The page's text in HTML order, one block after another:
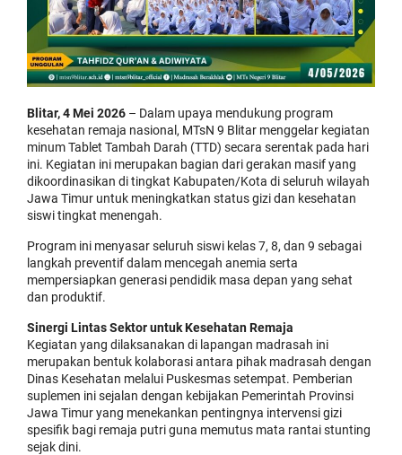
Blitar, 4 Mei 2026 – Dalam upaya mendukung program
kesehatan remaja nasional, MTsN 9 Blitar menggelar kegiatan
minum Tablet Tambah Darah (TTD) secara serentak pada hari
ini. Kegiatan ini merupakan bagian dari gerakan masif yang
dikoordinasikan di tingkat Kabupaten/Kota di seluruh wilayah
Jawa Timur untuk meningkatkan status gizi dan kesehatan
siswi tingkat menengah.
Program ini menyasar seluruh siswi kelas 7, 8, dan 9 sebagai
langkah preventif dalam mencegah anemia serta
mempersiapkan generasi pendidik masa depan yang sehat
dan produktif.
Sinergi Lintas Sektor untuk Kesehatan Remaja
Kegiatan yang dilaksanakan di lapangan madrasah ini
merupakan bentuk kolaborasi antara pihak madrasah dengan
Dinas Kesehatan melalui Puskesmas setempat. Pemberian
suplemen ini sejalan dengan kebijakan Pemerintah Provinsi
Jawa Timur yang menekankan pentingnya intervensi gizi
spesifik bagi remaja putri guna memutus mata rantai stunting
sejak dini.